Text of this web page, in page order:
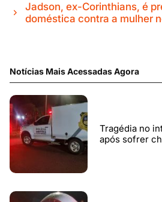
Jadson, ex-Corinthians, é
doméstica contra a mulher
Notícias Mais Acessadas Agora
Tragédia no
após sofrer